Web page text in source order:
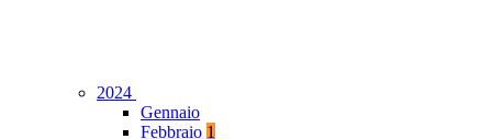
2024
Gennaio
Febbraio 1